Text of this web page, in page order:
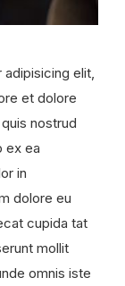
elit,
et dolore
nostrud
ex ea
in
dolore eu
cupida tat
mollit
omnis iste